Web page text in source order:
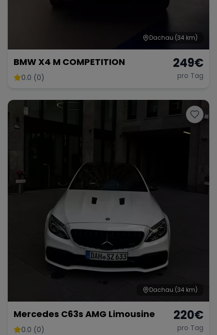
Dachau (34 km)
BMW X4 M COMPETITION
0.0 (0)
249€
pro Tag
Dachau (34 km)
Mercedes C63s AMG Limousine
0.0 (0)
220€
pro Tag